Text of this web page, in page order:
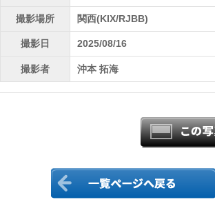
撮影場所 関西(KIX/RJBB)
撮影日 2025/08/16
撮影者 沖本 拓海